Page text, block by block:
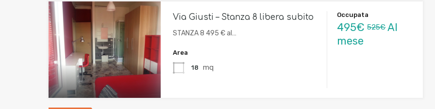
Via Giusti – Stanza 8 libera subito
STANZA 8 495 € al…
Area
18 mq
Occupata
495€ 525€Al
mese